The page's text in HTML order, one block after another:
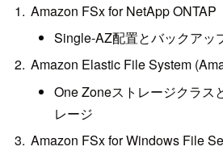
Amazon FSx for NetApp ONTAP
Single-AZ配置とバックアッ
Amazon Elastic File System
One Zoneストレージクラス
レージ
Amazon FSx for Windows File